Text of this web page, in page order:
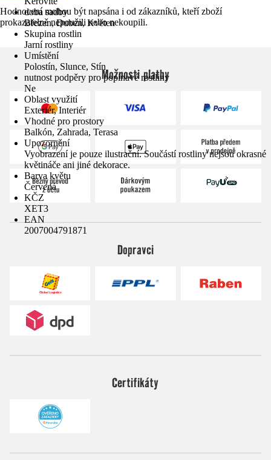
doba sadby
Březen, Duben, Květen
Skupina rostlin
Jarní rostliny
Umístění
Polostín, Slunce, Stín
nutnost podpěry pro popínavé rostliny
Ne
Oblast využití
Exteriér, Interiér
Vhodné pro prostory
Balkón, Zahrada, Terasa
Upozornění
Vyobrazení je pouze ilustrační. Součástí rostliny nejsou okrasné
květináče ani jiné dekorace.
Barva květu
Červená
KČZ
XET3
EAN
2007004791871
Hodnocení mohou být napsána i od zákazníků, kteří zboží
prokazatelně nepoužili nebo nekoupili.
Možnosti platby
Dopravci
Certifikáty